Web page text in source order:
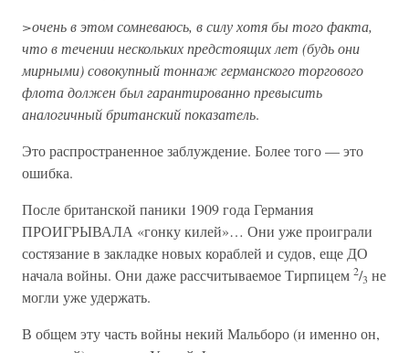
>очень в этом сомневаюсь, в силу хотя бы того факта,
что в течении нескольких предстоящих лет (будь они
мирными) совокупный тоннаж германского торгового
флота должен был гарантированно превысить
аналогичный британский показатель.
Это распространенное заблуждение. Более того — это
ошибка.
После британской паники 1909 года Германия
ПРОИГРЫВАЛА «гонку килей»… Они уже проиграли
состязание в закладке новых кораблей и судов, еще ДО
начала войны. Они даже рассчитываемое Тирпицем 2/3 не
могли уже удержать.
В общем эту часть войны некий Мальборо (и именно он,